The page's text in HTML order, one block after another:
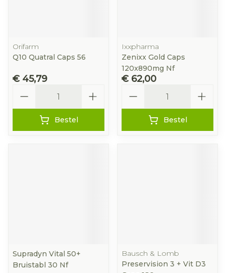
Orifarm
Q10 Quatral Caps 56
€ 45,79
Bestel
Ixxpharma
Zenixx Gold Caps
120x890mg Nf
€ 62,00
Bestel
Supradyn Vital 50+
Bruistabl 30 Nf
Bausch & Lomb
Preservision 3 + Vit D3